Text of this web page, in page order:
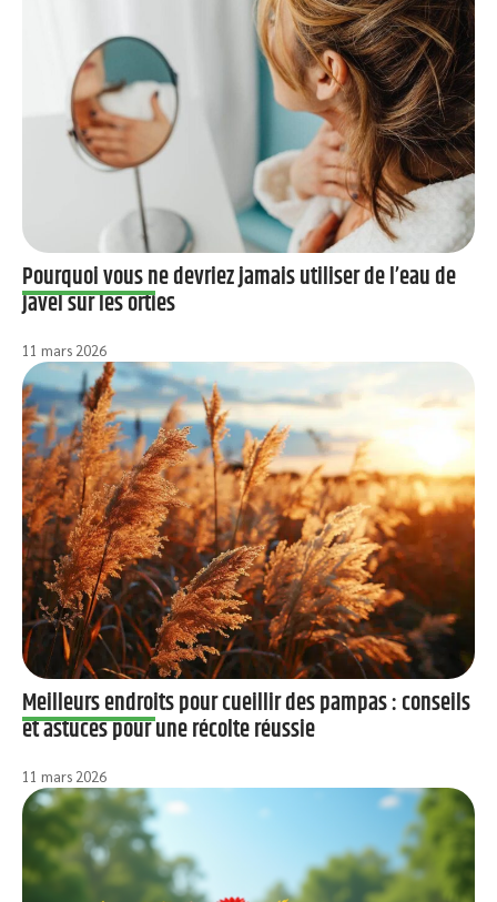
Pourquoi vous ne devriez jamais utiliser de l’eau de
javel sur les orties
11 mars 2026
Meilleurs endroits pour cueillir des pampas : conseils
et astuces pour une récolte réussie
11 mars 2026